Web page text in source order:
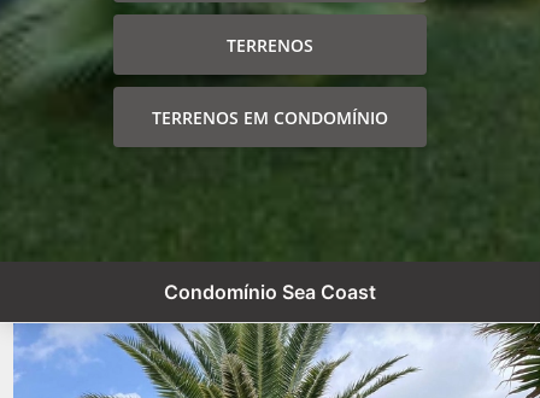
TERRENOS
TERRENOS EM CONDOMÍNIO
Condomínio Sea Coast